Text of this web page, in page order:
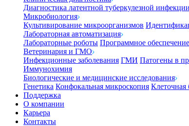
Диагностика латентной туберкулезной инфекции
Микробиология
Культивирование микроорганизмов
Лабораторная автоматизация
Лабораторные роботы Программное обеспечение
Ветеринария и ГМО
Инфекционные заболевания ГМИ Патогены в
Иммунохимия
Биологические и медицинские исследования
Генетика Конфокальная микроскопия Клеточная
Поддержка
О компании
Карьера
Контакты